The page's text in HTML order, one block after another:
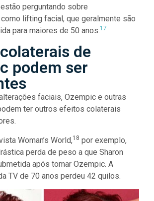
perguntando sobre
lifting facial, que geralmente são
para maiores de 50 anos.17
de
podem ser
faciais, Ozempic e outras
ter outros efeitos colaterais
Woman’s World,18 por exemplo,
perda de peso a que Sharon
após tomar Ozempic. A
TV de 70 anos perdeu 42 quilos.